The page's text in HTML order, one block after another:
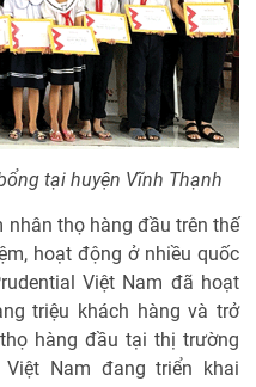
tại huyện Vĩnh Thạnh
nhân thọ hàng đầu trên thế
hoạt động ở nhiều quốc
Việt Nam đã hoạt
triệu khách hàng và trở
hàng đầu tại thị trường
Nam đang triển khai